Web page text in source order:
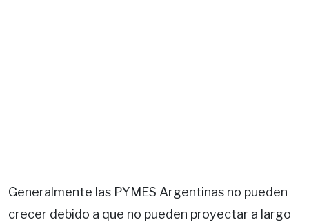
Generalmente las PYMES Argentinas no pueden
crecer debido a que no pueden proyectar a largo